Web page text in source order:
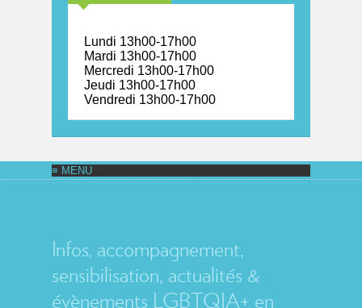
Lundi 13h00-17h00
Mardi 13h00-17h00
Mercredi 13h00-17h00
Jeudi 13h00-17h00
Vendredi 13h00-17h00
Infos, accompagnement,
sensibilisation, actualités &
évènements LGBTQIA+ en